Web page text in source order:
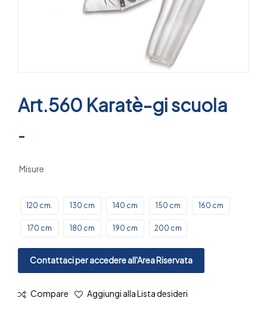
Art.560 Karatè-gi scuola
-
Misure
120 cm. 130 cm 140 cm 150 cm 160 cm
170 cm 180 cm 190 cm 200 cm
Contattaci per accedere all'Area Riservata
Compare Aggiungi alla Lista desideri